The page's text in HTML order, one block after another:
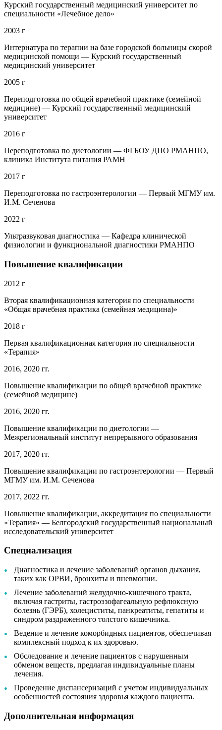
Курский государственный медицинский университет по
специальности «Лечебное дело»
2003 г
Интернатура по терапии на базе городской больницы скорой
медицинской помощи — Курский государственный
медицинский университет
2005 г
Переподготовка по общей врачебной практике (семейной
медицине) — Курский государственный медицинский
университет
2016 г
Переподготовка по диетологии — ФГБОУ ДПО РМАНПО,
клиника Института питания РАМН
2017 г
Переподготовка по гастроэнтерологии — Первый МГМУ им.
И.М. Сеченова
2022 г
Ультразвуковая диагностика — Кафедра клинической
физиологии и функциональной диагностики РМАНПО
Повышение квалификации
2012 г
Вторая квалификационная категория по специальности
«Общая врачебная практика (семейная медицина)»
2018 г
Первая квалификационная категория по специальности
«Терапия»
2016, 2020 гг.
Повышение квалификации по общей врачебной практике
(семейной медицине)
2016, 2020 гг.
Повышение квалификации по диетологии —
Межрегиональный институт непрерывного образования
2017, 2020 гг.
Повышение квалификации по гастроэнтерологии — Первый
МГМУ им. И.М. Сеченова
2017, 2022 гг.
Повышение квалификации, аккредитация по специальности
«Терапия» — Белгородский государственный национальный
исследовательский университет
Специализация
Диагностика и лечение заболеваний органов дыхания,
таких как ОРВИ, бронхиты и пневмонии.
Лечение заболеваний желудочно-кишечного тракта,
включая гастриты, гастроэзофагеальную рефлюксную
болезнь (ГЭРБ), холециститы, панкреатиты, гепатиты и
синдром раздраженного толстого кишечника.
Ведение и лечение коморбидных пациентов, обеспечивая
комплексный подход к их здоровью.
Обследование и лечение пациентов с нарушенным
обменом веществ, предлагая индивидуальные планы
лечения.
Проведение диспансеризаций с учетом индивидуальных
особенностей состояния здоровья каждого пациента.
Дополнительная информация